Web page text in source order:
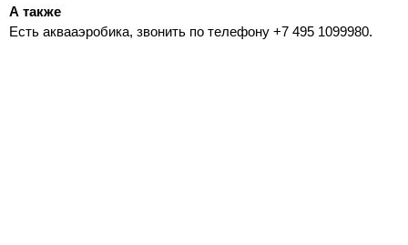
А также
Есть аквааэробика, звонить по телефону +7 495 1099980.